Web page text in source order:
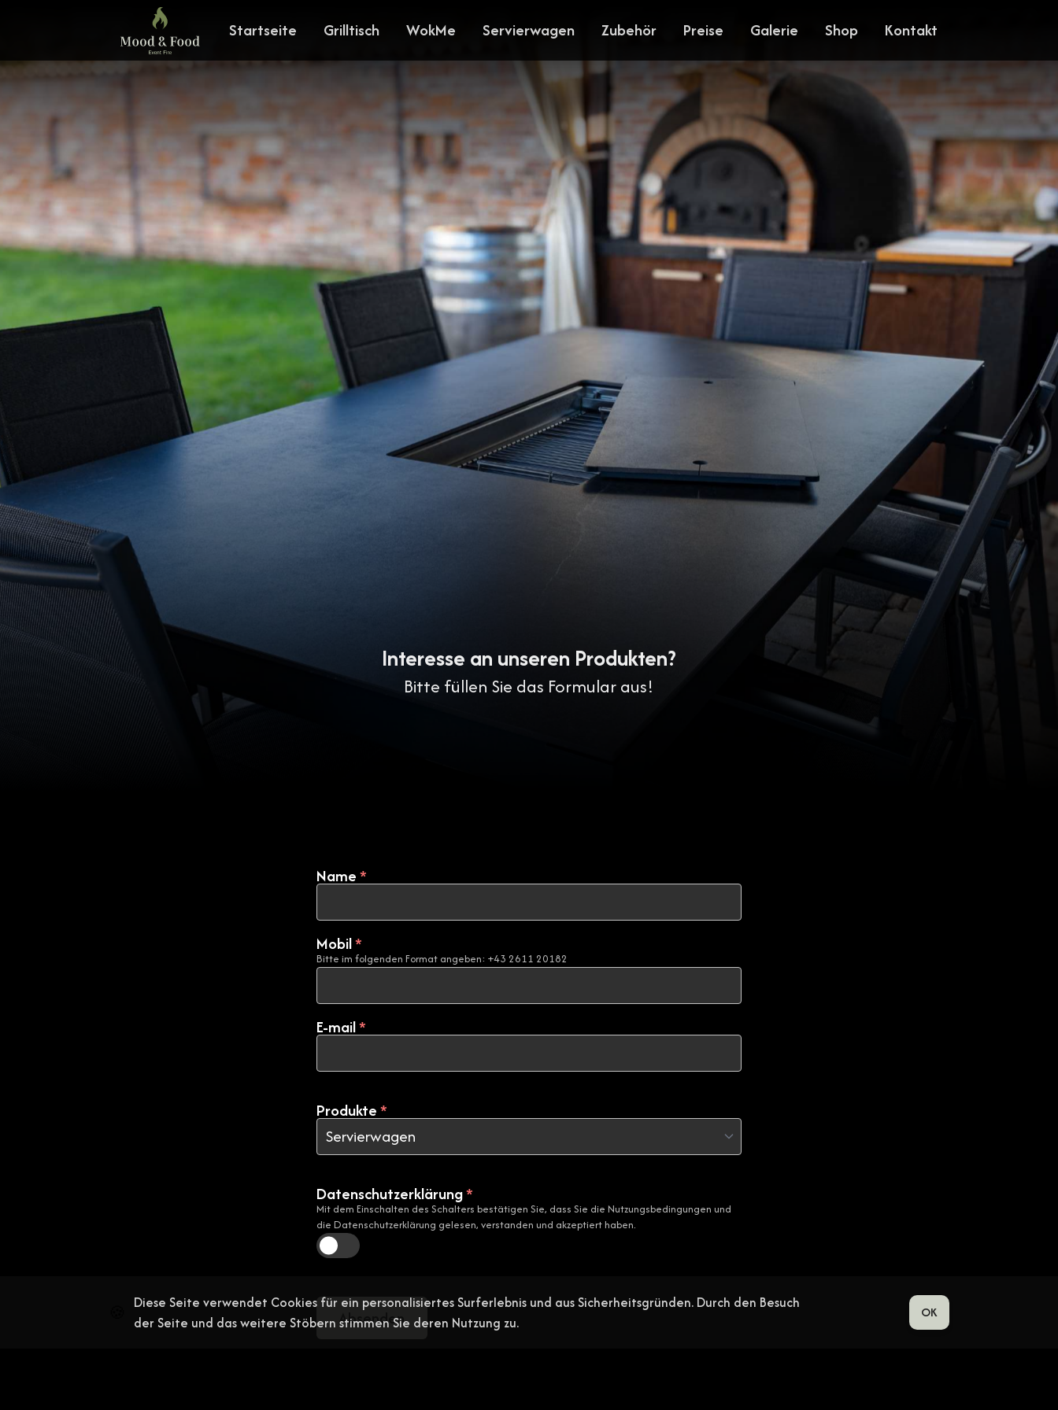
Startseite Grilltisch WokMe Servierwagen Zubehör Preise Galerie Shop Kontakt
Interesse an unseren Produkten?
Bitte füllen Sie das Formular aus!
Name*
Mobil*
Bitte im folgenden Format angeben: +43 2611 20182
E-mail*
Produkte*
Datenschutzerklärung*
Mit dem Einschalten des Schalters bestätigen Sie, dass Sie die Nutzungsbedingungen und
die Datenschutzerklärung gelesen, verstanden und akzeptiert haben.
Absenden
Diese Seite verwendet Cookies für ein personalisiertes Surferlebnis und aus Sicherheitsgründen. Durch den Besuch
der Seite und das weitere Stöbern stimmen Sie deren Nutzung zu.
OK